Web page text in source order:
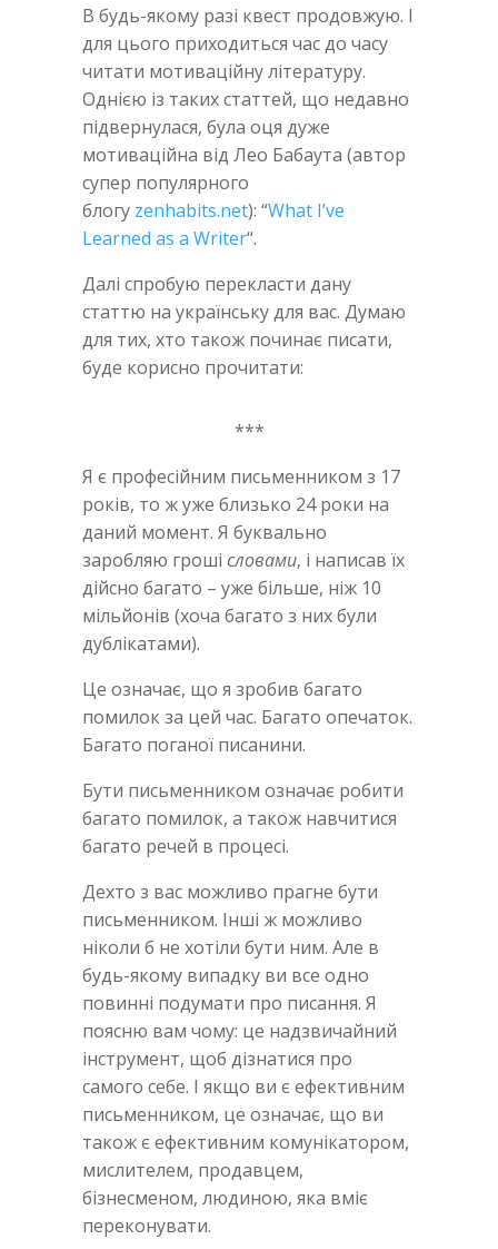
В будь-якому разі квест продовжую. І
для цього приходиться час до часу
читати мотиваційну літературу.
Однією із таких статтей, що недавно
підвернулася, була оця дуже
мотиваційна від Лео Бабаута (автор
супер популярного
блогу zenhabits.net): “What I’ve
Learned as a Writer“.
Далі спробую перекласти дану
статтю на українську для вас. Думаю
для тих, хто також починає писати,
буде корисно прочитати:
***
Я є професійним письменником з 17
років, то ж уже близько 24 роки на
даний момент. Я буквально
заробляю гроші словами, і написав їх
дійсно багато – уже більше, ніж 10
мільйонів (хоча багато з них були
дублікатами).
Це означає, що я зробив багато
помилок за цей час. Багато опечаток.
Багато поганої писанини.
Бути письменником означає робити
багато помилок, а також навчитися
багато речей в процесі.
Дехто з вас можливо прагне бути
письменником. Інші ж можливо
ніколи б не хотіли бути ним. Але в
будь-якому випадку ви все одно
повинні подумати про писання. Я
поясню вам чому: це надзвичайний
інструмент, щоб дізнатися про
самого себе. І якщо ви є ефективним
письменником, це означає, що ви
також є ефективним комунікатором,
мислителем, продавцем,
бізнесменом, людиною, яка вміє
переконувати.